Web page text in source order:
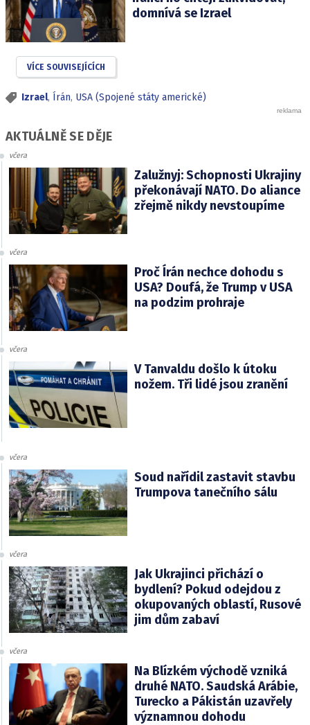
domnívá se Izrael
VÍCE SOUVISEJÍCÍCH
Izrael, Írán, USA (Spojené státy americké)
AKTUÁLNĚ SE DĚJE
včera
Zalužnyj: Schopnosti Ukrajiny
překonávají NATO. Do aliance
zřejmě nikdy nevstoupíme
včera
Proč Írán nechce dohodu s
USA? Doufá, že Trump v USA
na podzim prohraje
včera
V Tanvaldu došlo k útoku
nožem. Tři lidé jsou zranění
včera
Soud nařídil zastavit stavbu
Trumpova tanečního sálu
včera
Jak Ukrajinci přichází o
bydlení? Pokud odejdou z
okupovaných oblastí, Rusové
jim dům zabaví
včera
Na Blízkém východě vzniká
druhé NATO. Saudská Arábie,
Turecko a Pákistán uzavřely
významnou dohodu